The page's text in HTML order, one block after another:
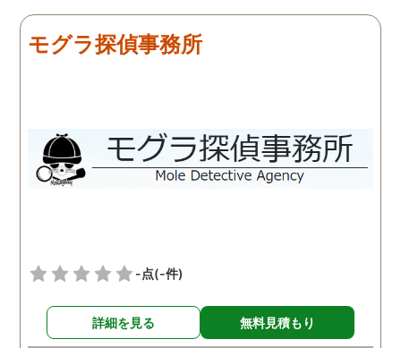
モグラ探偵事務所
-点(-件)
詳細を見る 無料見積もり